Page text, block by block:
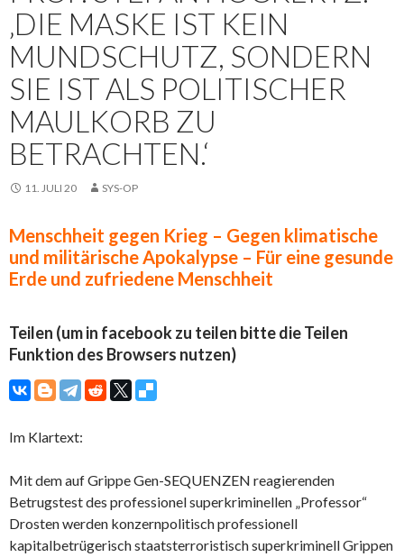
‚DIE MASKE IST KEIN
MUNDSCHUTZ, SONDERN
SIE IST ALS POLITISCHER
MAULKORB ZU
BETRACHTEN.‘
11. JULI 20 SYS-OP
Menschheit gegen Krieg – Gegen klimatische
und militärische Apokalypse – Für eine gesunde
Erde und zufriedene Menschheit
Teilen (um in facebook zu teilen bitte die Teilen
Funktion des Browsers nutzen)
Im Klartext:
Mit dem auf Grippe Gen-SEQUENZEN reagierenden
Betrugstest des professionel superkriminellen „Professor“
Drosten werden konzernpolitisch professionell
kapitalbetrügerisch staatsterroristisch superkriminell Grippen